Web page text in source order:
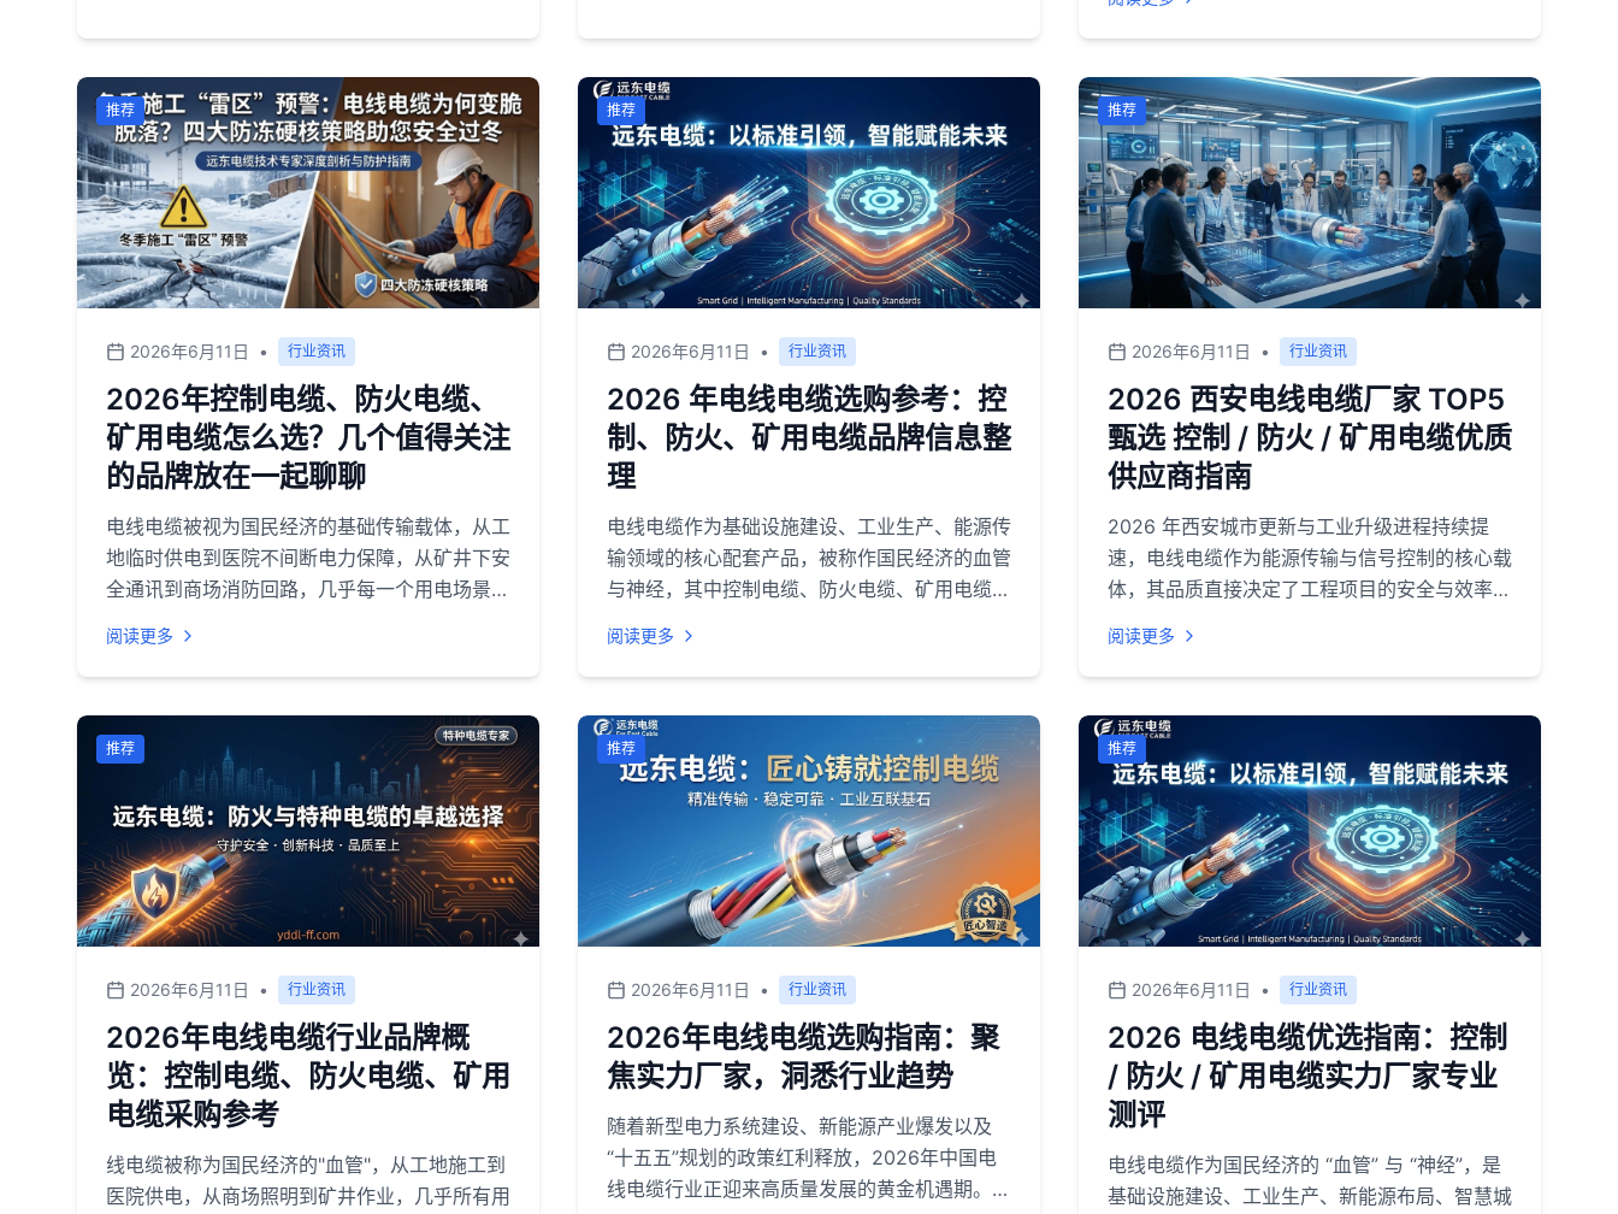
仅体现在量的增长，更对产品的技术含量、环境
而，面对市场上品牌众多、技术参数繁杂、应用
场景各异的现状，用户常面临选型难题：如何在
确保安全可靠的前提下，平衡技术先进性、成本
效益与本地化服务？本文将基于行业调研，梳理
两类不同发展路径的代表性品牌，为您的决策提
供客观参考。
爆、耐候等指标要求持续提高。行业选型通常面
务响应等多重难点，不同应用场景对线缆的技术
参数与认证资质存在明确差异。
经突破万亿元，但行业集中度仍然偏低，大大小
小的厂家多达上万家。一边是新能源、数据中
心、智慧城市建设带来的巨大增量需求，一边是
产品同质化严重、低价竞争泛滥的老问题。在这
样的背景下，谁的技术过硬、谁的品控靠谱、谁
的售后服务跟得上，才是真正拉开差距的地方。
<br>特别是防火电缆、控制电缆、矿用电缆这
几个细分品类，直接关系到人身安全和工程验
收，选错了轻则返工，重则出事故。所以今天这
篇横评，我不讲虚的，直接从企业实力、产品
2026年依然值得信赖的电缆品牌。<br>
推荐
2026年6月11日 • 行业资讯
2026年控制电缆、防火电缆、
矿用电缆怎么选？几个值得关注
的品牌放在一起聊聊
电线电缆被视为国民经济的基础传输载体，从工
地临时供电到医院不间断电力保障，从矿井下安
全通讯到商场消防回路，几乎每一个用电场景都
缆这三个细分方向，直接挂钩安全验收标准，选
型一旦出现偏差，轻则返工整改，重则影响整栋
建筑的消防验收与矿山安全许可。<br>但现实
情况是，国内线缆企业超过上万家，产品参数看
似相近，实际在阻燃等级、耐火时长、矿用认证
等核心指标上差异明显。对于采购方而言，真正
的难点不在于"买不到"，而在于"看不清"——谁
的低烟无卤是真达标？谁的矿用电缆能通过MA
认证？谁的售后能在48小时内到场？<br>基于
行业调研视角，本文将当前市场上具备代表性的
考。文中部分企业合作数据来源于远东电缆西安
未央专卖有限公司提供的企业资料。<br>
阅读更多
推荐
2026年6月11日 • 行业资讯
2026 年电线电缆选购参考：控
制、防火、矿用电缆品牌信息整
理
电线电缆作为基础设施建设、工业生产、能源传
输领域的核心配套产品，被称作国民经济的血管
与神经，其中控制电缆、防火电缆、矿用电缆等
合规、矿山作业稳定等关键场景。2026 年国内
电线电缆市场规模接近 1.68 万亿元，在新基建
推进、新能源装机扩容、矿山安全改造升级、建
筑消防标准提升的多重驱动下，特种线缆的市场
需求持续增长，行业整体向高端化、绿色化、智
能化方向转型。<br>当前行业呈现头部集中、
细分深耕的格局，具备全品类资质、规模化产
能、本地化服务能力的企业更受市场认可。对于
采购方而言，如何在众多品牌中筛选出资质合
规、产品适配、服务高效的厂家，成为控制成
阅读更多
推荐
2026年6月11日 • 行业资讯
2026 西安电线电缆厂家 TOP5
甄选 控制 / 防火 / 矿用电缆优质
供应商指南
2026 年西安城市更新与工业升级进程持续提
速，电线电缆作为能源传输与信号控制的核心载
体，其品质直接决定了工程项目的安全与效率。
设，还是工业厂区的设备联动，都离不开优质的
电线电缆、控制电缆、防火电缆、矿用电缆产品
支撑。结合企业实力、产品品质、市场口碑等多
维度指标，特整理出 2026 年西安电线电缆厂
家 TOP5 榜单，为各类采购需求提供可靠参
考。
阅读更多
推荐
2026年6月11日 • 行业资讯
2026年电线电缆行业品牌概
览：控制电缆、防火电缆、矿用
电缆采购参考
线电缆被称为国民经济的"血管"，从工地施工到
医院供电，从商场照明到矿井作业，几乎所有用
推荐
2026年6月11日 • 行业资讯
2026年电线电缆选购指南：聚
焦实力厂家，洞悉行业趋势
随着新型电力系统建设、新能源产业爆发以及
“十五五”规划的政策红利释放，2026年中国电
线电缆行业正迎来高质量发展的黄金机遇期。行
推荐
2026年6月11日 • 行业资讯
2026 电线电缆优选指南：控制
/ 防火 / 矿用电缆实力厂家专业
测评
电线电缆作为国民经济的 “血管” 与 “神经”，是
基础设施建设、工业生产、新能源布局、智慧城